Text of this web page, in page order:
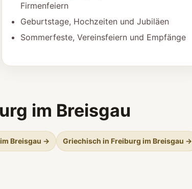
Firmenfeiern
Geburtstage, Hochzeiten und Jubiläen
Sommerfeste, Vereinsfeiern und Empfänge
im Breisgau
Breisgau → Griechisch in Freiburg im Breisgau →